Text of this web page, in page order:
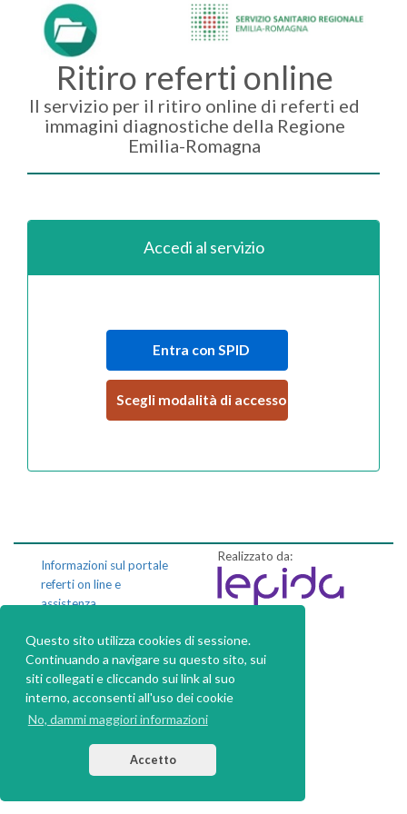
Questo sito utilizza cookies di sessione.
Continuando a navigare su questo sito, sui
siti collegati e cliccando sui link al suo
interno, acconsenti all'uso dei cookie
No, dammi maggiori informazioni
Accetto
Ritiro referti online
Il servizio per il ritiro online di referti ed
immagini diagnostiche della Regione
Emilia-Romagna
Accedi al servizio
Entra con SPID
Scegli modalità di accesso
Informazioni sul portale
referti on line e
assistenza
Privacy policy
Dichiarazione di
accessibilità
Realizzato da: